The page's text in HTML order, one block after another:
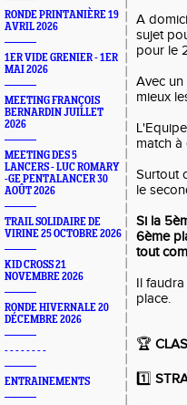
RONDE PRINTANIÈRE 19
AVRIL 2026
1ER VIDE GRENIER - 1ER
MAI 2026
MEETING FRANÇOIS
BERNARDIN JUILLET
2026
MEETING DES 5
LANCERS - LUC ROMARY
-GE PENTALANCER 30
AOÛT 2026
TRAIL SOLIDAIRE DE
VIRINE 25 OCTOBRE 2026
KID CROSS 21
NOVEMBRE 2026
RONDE HIVERNALE 20
DÉCEMBRE 2026
- - - - - - - -
ENTRAINEMENTS
A
sujet
pour le
Avec
mieux
match à
Surtout
le
Si la
6ème
tout
Il
place.
🏆
1️⃣